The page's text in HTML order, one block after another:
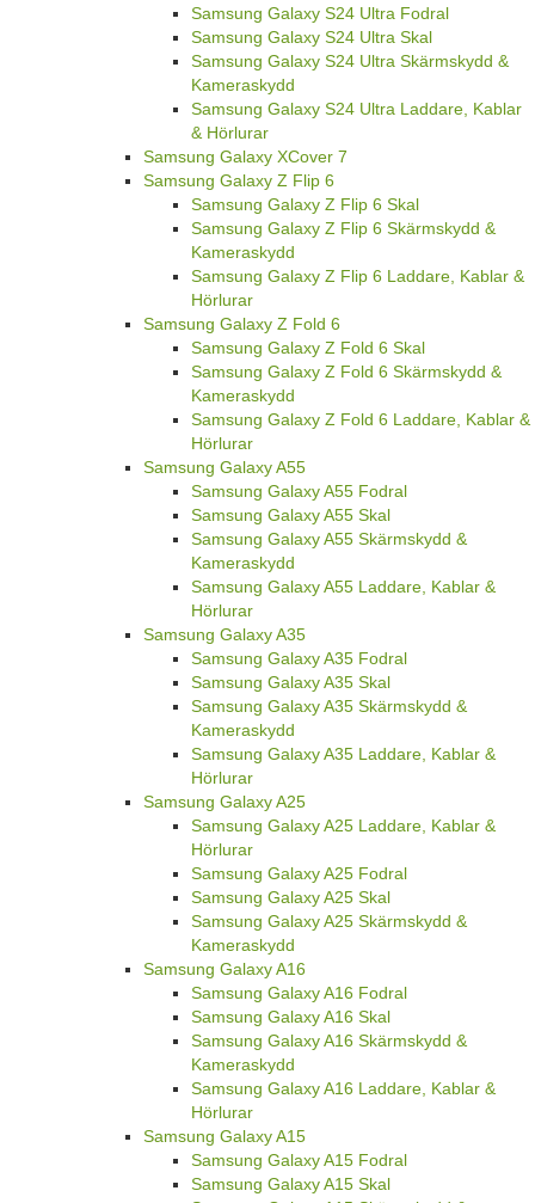
Samsung Galaxy S24 Ultra Fodral
Samsung Galaxy S24 Ultra Skal
Samsung Galaxy S24 Ultra Skärmskydd &
Kameraskydd
Samsung Galaxy S24 Ultra Laddare, Kablar
& Hörlurar
Samsung Galaxy XCover 7
Samsung Galaxy Z Flip 6
Samsung Galaxy Z Flip 6 Skal
Samsung Galaxy Z Flip 6 Skärmskydd &
Kameraskydd
Samsung Galaxy Z Flip 6 Laddare, Kablar &
Hörlurar
Samsung Galaxy Z Fold 6
Samsung Galaxy Z Fold 6 Skal
Samsung Galaxy Z Fold 6 Skärmskydd &
Kameraskydd
Samsung Galaxy Z Fold 6 Laddare, Kablar &
Hörlurar
Samsung Galaxy A55
Samsung Galaxy A55 Fodral
Samsung Galaxy A55 Skal
Samsung Galaxy A55 Skärmskydd &
Kameraskydd
Samsung Galaxy A55 Laddare, Kablar &
Hörlurar
Samsung Galaxy A35
Samsung Galaxy A35 Fodral
Samsung Galaxy A35 Skal
Samsung Galaxy A35 Skärmskydd &
Kameraskydd
Samsung Galaxy A35 Laddare, Kablar &
Hörlurar
Samsung Galaxy A25
Samsung Galaxy A25 Laddare, Kablar &
Hörlurar
Samsung Galaxy A25 Fodral
Samsung Galaxy A25 Skal
Samsung Galaxy A25 Skärmskydd &
Kameraskydd
Samsung Galaxy A16
Samsung Galaxy A16 Fodral
Samsung Galaxy A16 Skal
Samsung Galaxy A16 Skärmskydd &
Kameraskydd
Samsung Galaxy A16 Laddare, Kablar &
Hörlurar
Samsung Galaxy A15
Samsung Galaxy A15 Fodral
Samsung Galaxy A15 Skal